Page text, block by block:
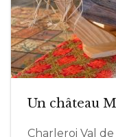
Un château
Charleroi Val